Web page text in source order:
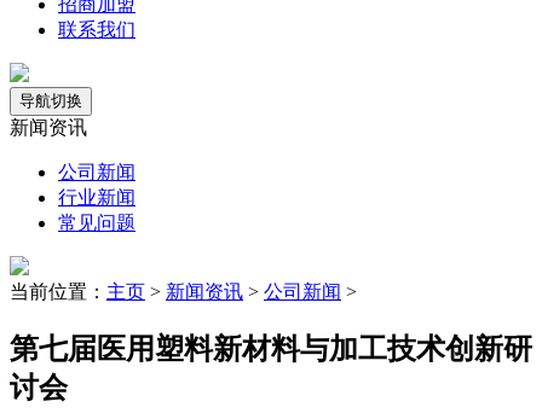
联系我们
导航切换
新闻资讯
公司新闻
行业新闻
常见问题
当前位置： 主页 > 新闻资讯 > 公司新闻 >
第七届医用塑料新材料与加工技术创新研
讨会